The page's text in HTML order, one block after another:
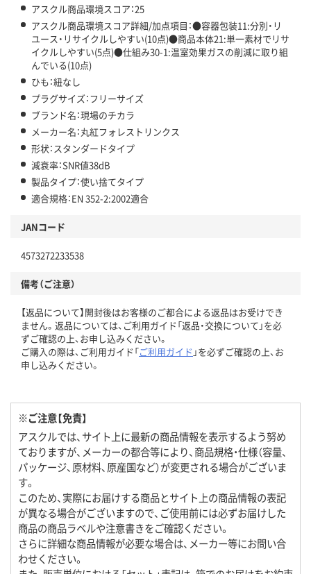
アスクル商品環境スコア：25
アスクル商品環境スコア詳細/加点項目：●容器包装11:分別・リ
ユース・リサイクルしやすい(10点)●商品本体21:単一素材でリサ
イクルしやすい(5点)●仕組み30-1:温室効果ガスの削減に取り組
んでいる(10点)
ひも：紐なし
プラグサイズ：フリーサイズ
ブランド名：現場のチカラ
メーカー名：丸紅フォレストリンクス
形状：スタンダードタイプ
減衰率：SNR値38dB
製品タイプ：使い捨てタイプ
適合規格：EN 352-2:2002適合
JANコード
4573272233538
備考（ご注意）
【返品について】開封後はお客様のご都合による返品はお受けでき
ません。返品については、ご利用ガイド「返品・交換について」を必
ずご確認の上、お申し込みください。
ご購入の際は、ご利用ガイド「ご利用ガイド 」を必ずご確認の上、お
申し込みください。
※ご注意【免責】
アスクルでは、サイト上に最新の商品情報を表示するよう努め
ておりますが、メーカーの都合等により、商品規格・仕様（容量、
パッケージ、原材料、原産国など）が変更される場合がございま
す。
このため、実際にお届けする商品とサイト上の商品情報の表記
が異なる場合がございますので、ご使用前には必ずお届けした
商品の商品ラベルや注意書きをご確認ください。
さらに詳細な商品情報が必要な場合は、メーカー等にお問い合
わせください。